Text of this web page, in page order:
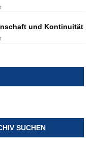
und Kontinuität
SUCHEN